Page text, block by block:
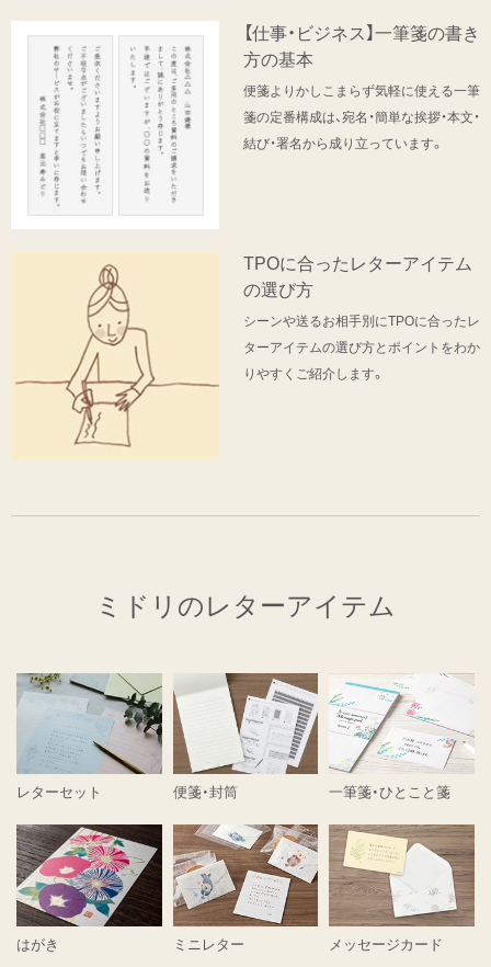
【仕事・ビジネス】一筆箋の書き
方の基本
便箋よりかしこまらず気軽に使える一筆
箋の定番構成は、宛名・簡単な挨拶・本文・
結び・署名から成り立っています。
TPOに合ったレターアイテム
の選び方
シーンや送るお相手別にTPOに合ったレ
ターアイテムの選び方とポイントをわか
りやすくご紹介します。
ミドリのレターアイテム
レターセット 便箋・封筒 一筆箋・ひとこと箋
はがき ミニレター メッセージカード